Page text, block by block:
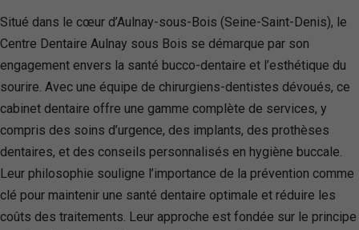
Situé dans le cœur d’Aulnay-sous-Bois (Seine-Saint-Denis), le
Centre Dentaire Aulnay sous Bois se démarque par son
engagement envers la santé bucco-dentaire et l’esthétique du
sourire. Avec une équipe de chirurgiens-dentistes dévoués, ce
cabinet dentaire offre une gamme complète de services, y
compris des soins d’urgence, des implants, des prothèses
dentaires, et des conseils personnalisés en hygiène buccale.
Leur philosophie souligne l’importance de la prévention comme
clé pour maintenir une santé dentaire optimale et réduire les
coûts des traitements. Leur approche est fondée sur le principe